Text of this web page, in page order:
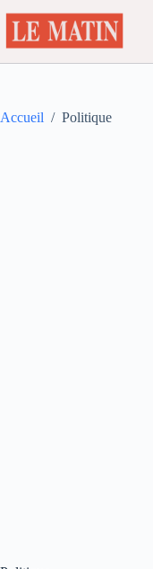
au
contenu
Accueil / Politique